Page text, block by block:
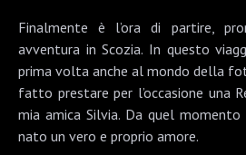
Finalmente è l’ora di partire,
avventura in Scozia. In questo
prima volta anche al mondo della
fatto prestare per l’occasione una
mia amica Silvia. Da quel
nato un vero e proprio amore.